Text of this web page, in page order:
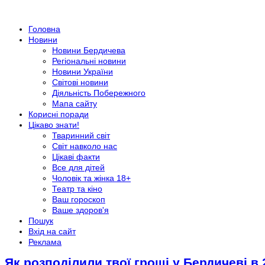
Головна
Новини
Новини Бердичева
Регіональні новини
Новини України
Світові новини
Діяльність Побережного
Мапа сайту
Корисні поради
Цікаво знати!
Тваринний світ
Світ навколо нас
Цікаві факти
Все для дітей
Чоловік та жінка 18+
Театр та кіно
Ваш гороскоп
Ваше здоров'я
Пошук
Вхід на сайт
Реклама